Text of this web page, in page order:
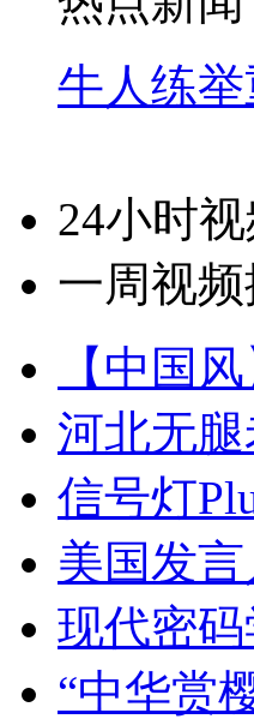
牛人练
24小时
一周视
【中国
河北无
信号灯
美国发
现代密
“中华赏